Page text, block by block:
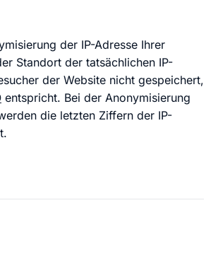
der IP-Adresse Ihrer
Standort der tatsächlichen IP-
der Website nicht gespeichert,
entspricht. Bei der Anonymisierung
die letzten Ziffern der IP-